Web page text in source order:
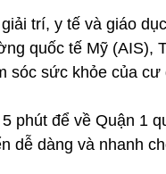
trí, y tế và giáo
quốc tế Mỹ
sóc sức khỏe của cư
phút để về Quận 1
dễ dàng và nhanh